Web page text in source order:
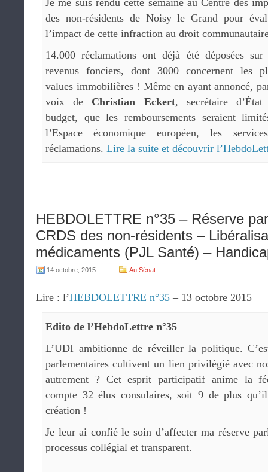
Je me suis rendu cette semaine au Centre des
des non-résidents de Noisy le Grand pour
l’impact de cette infraction au droit
14.000 réclamations ont déjà été déposées sur
revenus fonciers, dont 3000 concernent les
values immobilières ! Même en ayant annoncé,
voix de Christian Eckert, secrétaire d’État
budget, que les remboursements seraient
l’Espace économique européen, les
réclamations. Lire la suite et découvrir
HEBDOLETTRE n°35 – Réserve
CRDS des non-résidents –
médicaments (PJL Santé) –
14 octobre, 2015 Au Sénat
Lire : l’HEBDOLETTRE n°35 – 13 octobre 2015
Edito de l’HebdoLettre n°35
L’UDI ambitionne de réveiller la politique.
parlementaires cultivent un lien privilégié avec
autrement ? Cet esprit participatif anime la
compte 32 élus consulaires, soit 9 de plus
création !
Je leur ai confié le soin d’affecter ma réserve
processus collégial et transparent.